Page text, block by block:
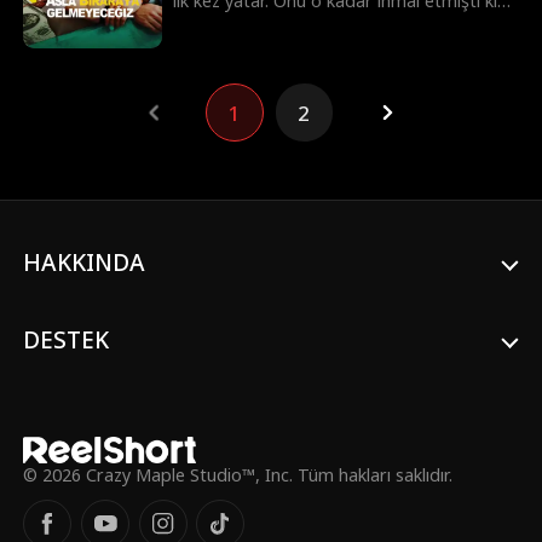
düşer! Onu geri alacak mı?
1 2
HAKKINDA
DESTEK
© 2026 Crazy Maple Studio™, Inc. Tüm hakları saklıdır.